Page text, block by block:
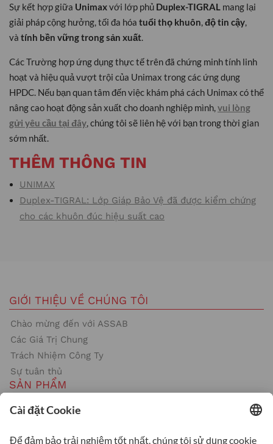
Sự kết hợp giữa Unimaxvới lớp phủ Duplex-TIGRAL mang lại
giải pháp cộng hưởng, tối đa hóa tuổi thọ khuôn,độ tin cậy,
và tính bền vững trong sản xuất.
Các Trường hợp ứng dụng thực tế trên đã chứng minh tính linh
hoạt và hiệu quả vượt trội của Unimax trong các ứng dụng
HPDC. Nếu bạn quan tâm đến việc khám phá cách Unimax có thể
nâng cao hoạt động sản xuất cho doanh nghiệp mình,vui lòng
gửi yêu cầu tại đây, chúng tôi sẽ liên hệ với bạn trong thời gian
sớm nhất.
THÊM THÔNG TIN
UNIMAX
Duplex-TIGRAL: Lớp Giáp Bảo Vệ đã được kiểm chứng
cho các khuôn đúc hiệu suất cao
GIỚI THIỆU VỀ CHÚNG TÔI
Chào mừng đến với ASSAB
Các Giá Trị Chung
Trách Nhiệm Công Ty
Sự tuân thủ
SẢN PHẨM
Thép công cụ
Gia Công Nguội